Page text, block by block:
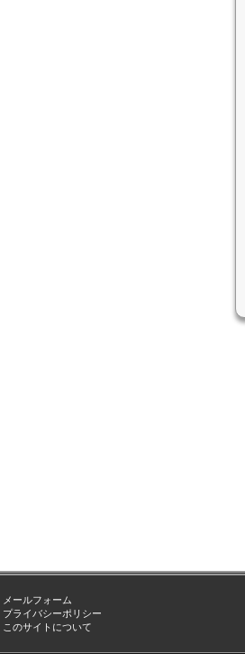
メールフォーム
プライバシーポリシー
このサイトについて